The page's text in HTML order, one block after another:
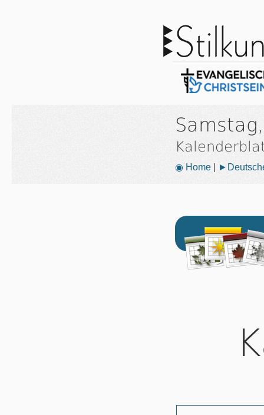
◉ Home|